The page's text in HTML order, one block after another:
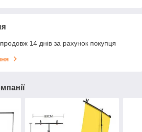
14 днів за рахунок покупця